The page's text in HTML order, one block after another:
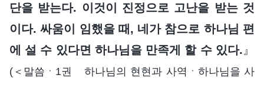
단을 받는다. 이것이 진정으로 고난을 받는 것
이다. 싸움이 임했을 때, 네가 참으로 하나님 편
에 설 수 있다면 하나님을 만족게 할 수 있다. 』
(＜말씀ㆍ1권 하나님의 현현과 사역ㆍ하나님을 사